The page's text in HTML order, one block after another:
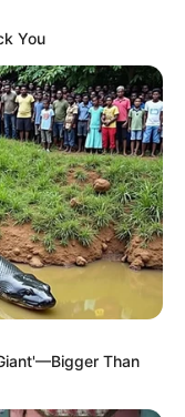
You
Than